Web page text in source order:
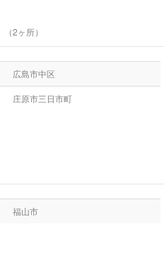
（2ヶ所）
広島市中区
庄原市三日市町
福山市